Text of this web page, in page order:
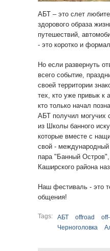
АБТ – это слет
здорового образа
путешествий,
- это коротко и
Но если развернуть
всего событие,
своей территории
тех, кто уже привык к
кто только начал
АБТ получил могучих
из Школы банного
которые вместе с
свой -
пара "Банный
Каширского района
Наш фестиваль - это
общения!
Tags: АБТ offroad
Черноголовка